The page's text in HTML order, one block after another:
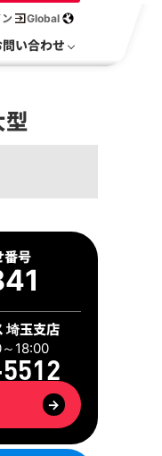
Global
い合わせ
番号
埼玉支店
18:00
→